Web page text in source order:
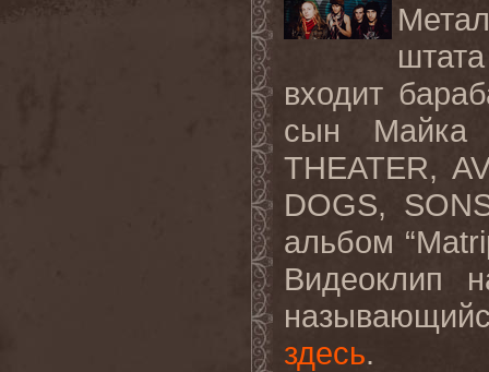
входит
сын Майка
THEATER,
DOGS,
альбом
Видеоклип
здесь.